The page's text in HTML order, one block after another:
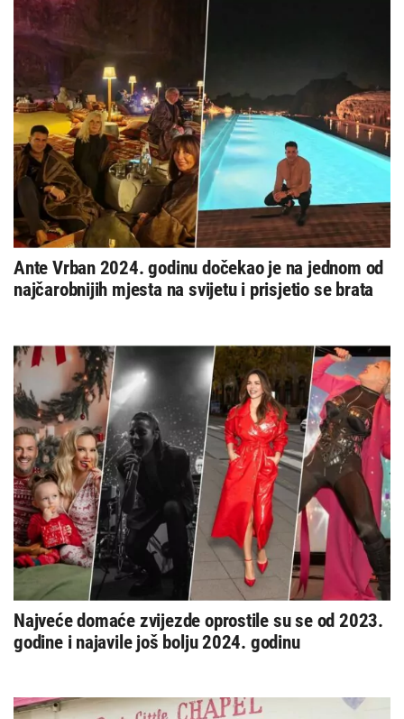
Ante Vrban 2024. godinu dočekao je na jednom od
najčarobnijih mjesta na svijetu i prisjetio se brata
Najveće domaće zvijezde oprostile su se od 2023.
godine i najavile još bolju 2024. godinu